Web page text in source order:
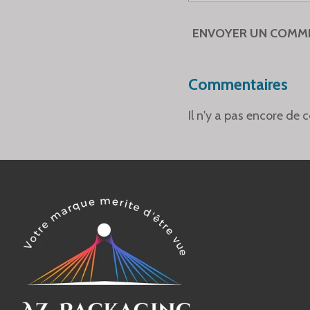
ENVOYER UN
Commentaires
Il n'y a pas encore de